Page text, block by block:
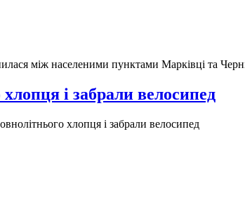
між населеними пунктами Марківці та
і забрали велосипед
хлопця і забрали велосипед